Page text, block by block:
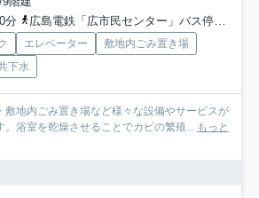
分
広島電鉄「広市民センター」バス停下車 徒歩2分
エレベーター
敷地内ごみ置き場
下水
敷地内ごみ置き場など様々な設備やサービスが
。浴室を乾燥させることでカビの繁殖... もっと